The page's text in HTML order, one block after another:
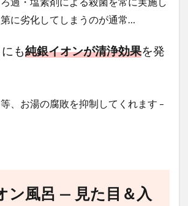
に劣化してしまうのが通常…
も純銀イオンが清浄効果を発
、お湯の腐敗を抑制してくれます –
ン風呂 — 見た目＆入